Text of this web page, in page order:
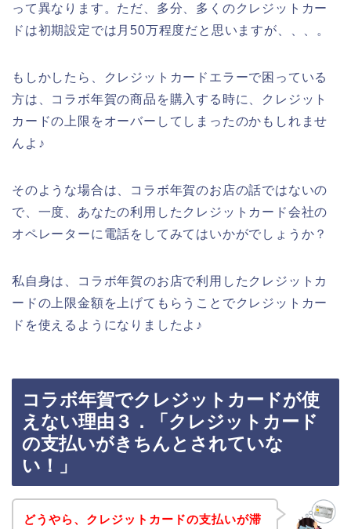
って異なります。ただ、多分、多くのクレジットカー
ドは初期設定では月50万程度だと思いますが、、、。
もしかしたら、クレジットカードエラーで困っている
方は、コラボ年賀の商品を購入する時に、クレジット
カードの上限をオーバーしてしまったのかもしれませ
んよ♪
そのような場合は、コラボ年賀のお店の話ではないの
で、一度、あなたの利用したクレジットカード会社の
オペレーターに電話をしてみてはいかがでしょうか？
私自身は、コラボ年賀のお店で利用したクレジットカ
ードの上限金額を上げてもらうことでクレジットカー
ドを使えるようになりましたよ♪
コラボ年賀でクレジットカードが使
えない理由３．「クレジットカード
の支払いがきちんとされていな
い！」
どうやら、クレジットカードの支払いが滞